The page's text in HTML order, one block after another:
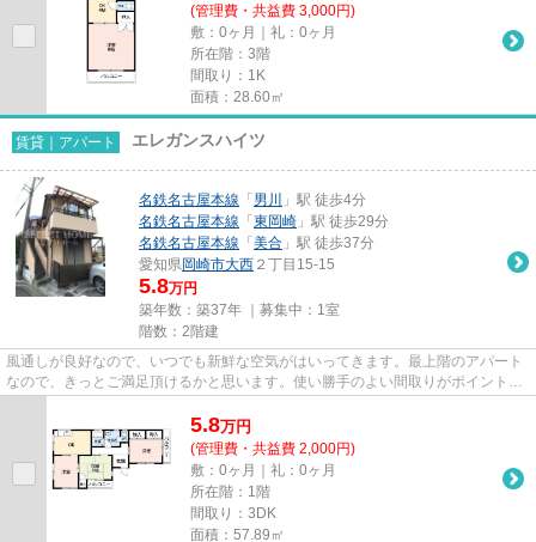
(管理費・共益費 3,000円)
敷：0ヶ月｜礼：0ヶ月
所在階：3階
間取り：1K
面積：28.60㎡
賃貸｜アパート エレガンスハイツ
名鉄名古屋本線 「 男川
」駅 徒歩4分
名鉄名古屋本線 「 東岡崎 」駅 徒歩29分
名鉄名古屋本線 「 美合 」駅 徒歩37分
愛知県岡崎市大西 ２丁目15-15
5.8万円
築年数：築37年 ｜募集中： 1室
階数：2階建
風通しが良好なので、いつでも新鮮な空気がはいってきます。最上階のアパート
なので、きっとご満足頂けるかと思います。使い勝手のよい間取りがポイントの
5.8万円
(管理費・共益費 2,000円)
敷：0ヶ月｜礼：0ヶ月
所在階：1階
間取り：3DK
面積：57.89㎡